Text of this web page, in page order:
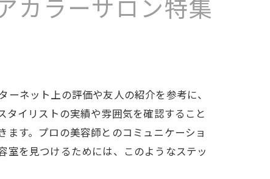
カラーサロン特集
ネット上の評価や友人の紹介を参考に、
イリストの実績や雰囲気を確認すること
す。プロの美容師とのコミュニケーショ
室を見つけるためには、このようなステッ